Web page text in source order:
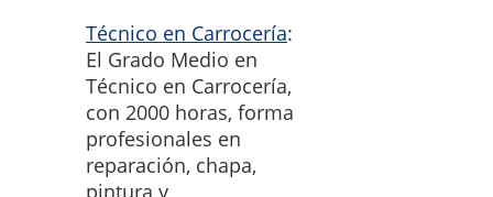
Técnico en Carrocería:
El Grado Medio en
Técnico en Carrocería,
con 2000 horas, forma
profesionales en
reparación, chapa,